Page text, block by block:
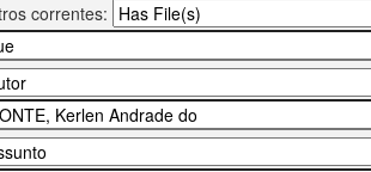
correntes: